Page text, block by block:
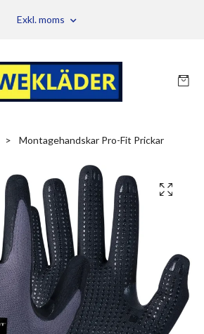
Exkl. moms
Montagehandskar Pro-Fit Prickar